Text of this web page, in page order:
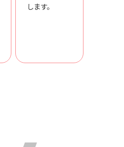
します。